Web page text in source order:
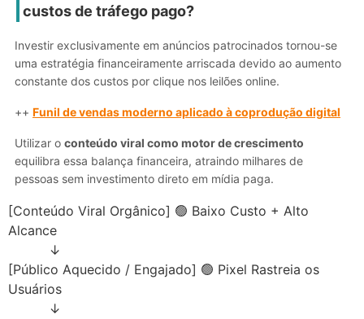
custos de tráfego pago?
Investir exclusivamente em anúncios patrocinados tornou-se
uma estratégia financeiramente arriscada devido ao aumento
constante dos custos por clique nos leilões online.
++ Funil de vendas moderno aplicado à coprodução digital
Utilizar o conteúdo viral como motor de crescimento
equilibra essa balança financeira, atraindo milhares de
pessoas sem investimento direto em mídia paga.
[Conteúdo Viral Orgânico] 🟢 Baixo Custo + Alto
Alcance
[Público Aquecido / Engajado] 🟢 Pixel Rastreia os
Usuários